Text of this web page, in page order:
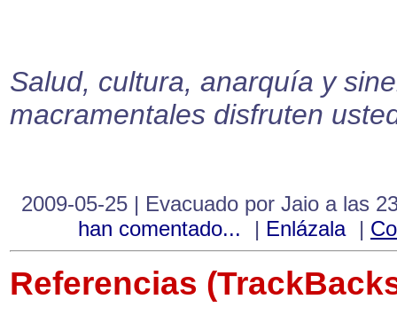
Salud, cultura, anarquía y
macramentales disfruten
2009-05-25 | Evacuado por Jaio a las
han comentado...
| Enlázala |
Referencias